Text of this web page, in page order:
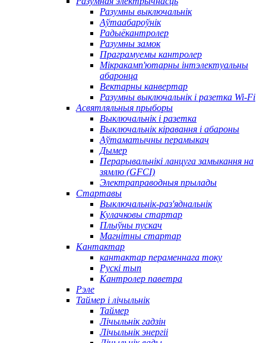
Разумны выключальнік
Аўтаабароўнік
Радыёкантролер
Разумны замок
Праграмуемы кантролер
Мікракамп'ютарны інтэлектуальны
абаронца
Вектарны канвертар
Разумны выключальнік і разетка Wi-Fi
Асвятляльныя прыборы
Выключальнік і разетка
Выключальнік кіравання і абароны
Аўтаматычны перамыкач
Дымер
Перарывальнікі ланцуга замыкання на
зямлю (GFCI)
Электраправодныя прылады
Стартавы
Выключальнік-раз'яднальнік
Кулачковы стартар
Плыўны пускач
Магнітны стартар
Кантактар
кантактар ​​пераменнага току
Рускі тып
Кантролер паветра
Рэле
Таймер і лічыльнік
Таймер
Лічыльнік гадзін
Лічыльнік энергіі